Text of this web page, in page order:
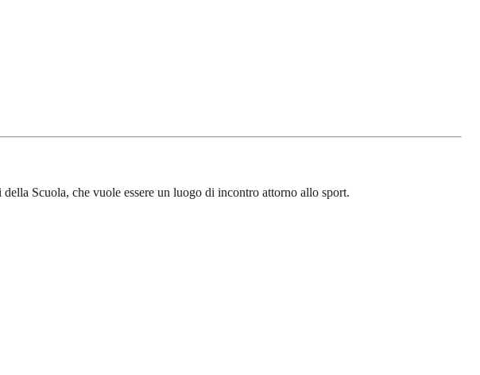
Scuola, che vuole essere un luogo di incontro attorno allo sport.